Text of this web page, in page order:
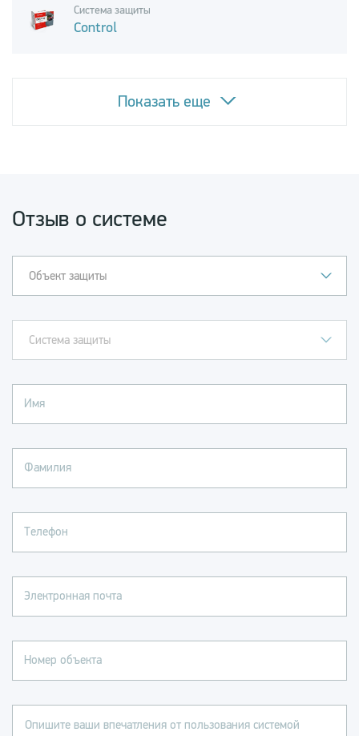
Система защиты
Control
Показать еще
Отзыв о системе
Объект защиты
Система защиты
Имя
Фамилия
Телефон
Электронная почта
Номер объекта
Опишите ваши впечатления от пользования системой